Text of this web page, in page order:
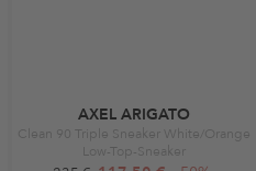
AXEL ARIGATO
Clean 90 Triple Sneaker White/Orange
Low-Top-Sneaker